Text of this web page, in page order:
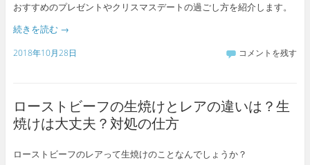
おすすめのプレゼントやクリスマスデートの過ごし方を紹介します。
続きを読む →
2018年10月28日 コメントを残す
ローストビーフの生焼けとレアの違いは？生
焼けは大丈夫？対処の仕方
ローストビーフのレアって生焼けのことなんでしょうか？